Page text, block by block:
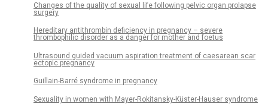
Changes of the quality of sexual life following pelvic organ prolapse
surgery
Hereditary antithrombin deficiency in pregnancy – severe
thrombophilic disorder as a danger for mother and foetus
Ultrasound guided vacuum aspiration treatment of caesarean scar
ectopic pregnancy
Guillain-Barré syndrome in pregnancy
Sexuality in women with Mayer-Rokitansky-Küster-Hauser syndrome